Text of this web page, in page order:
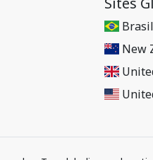
Brasil
New